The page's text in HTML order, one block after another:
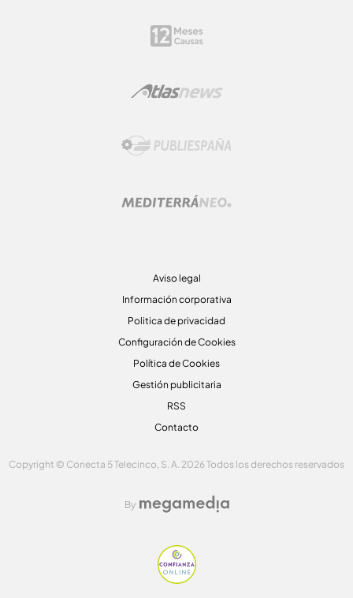
Aviso legal
Información corporativa
Politica de privacidad
Configuración de Cookies
Política de Cookies
Gestión publicitaria
RSS
Contacto
Copyright © Conecta 5 Telecinco, S. A. 2026 Todos los derechos reservados
By